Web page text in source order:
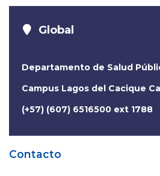
Global
Departamento de Salud
Campus Lagos del Cacique
(+57) (607) 6516500 ext 1788
Contacto